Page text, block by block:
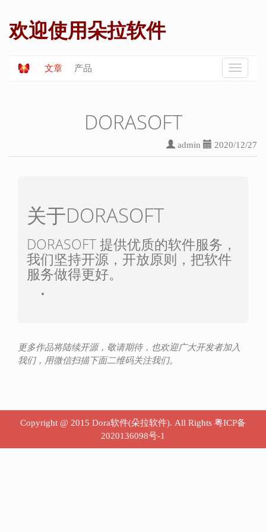
欢迎使用朵拉软件
文章 产品
DORASOFT
admin 2020/12/27
关于DORASOFT
DORASOFT 提供优质的软件服务，
我们坚持开源，开放原则，把软件
服务做得更好。
更多作品将陆续开源，敬请期待，也欢迎广大开发者加入
我们，用微信扫描下面二维码关注我们。
Copyright @ 2015 Dora软件(朵拉软件). All Rights 粤ICP备
2020136098号-1